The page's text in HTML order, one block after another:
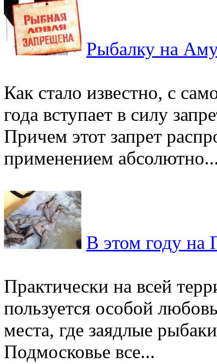
Рыбалку на
Как стало известно, с
года вступает в силу
Причем этот запрет
применением
В этом году на
Практически на всей
пользуется особой
места, где заядлые
Подмосковье все...